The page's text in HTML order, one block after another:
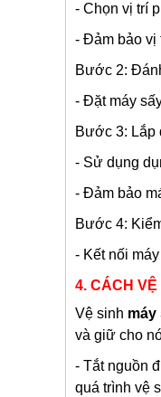
- Chọn vị trí
- Đảm bảo vị
Bước 2:
- Đặt máy
Bước 3: Lắp
- Sử dụng
- Đảm bảo
Bước 4:
- Kết nối
4. CÁCH
Vệ sinh máy
và giữ cho
- Tắt nguồn
quá trình vệ